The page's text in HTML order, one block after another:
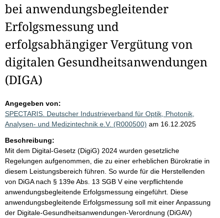
bei anwendungsbegleitender
Erfolgsmessung und
erfolgsabhängiger Vergütung von
digitalen Gesundheitsanwendungen
(DIGA)
Angegeben von:
SPECTARIS. Deutscher Industrieverband für Optik, Photonik,
Analysen- und Medizintechnik e.V. (R000500) am 16.12.2025
Beschreibung:
Mit dem Digital-Gesetz (DigiG) 2024 wurden gesetzliche
Regelungen aufgenommen, die zu einer erheblichen Bürokratie in
diesem Leistungsbereich führen. So wurde für die Herstellenden
von DiGA nach § 139e Abs. 13 SGB V eine verpflichtende
anwendungsbegleitende Erfolgsmessung eingeführt. Diese
anwendungsbegleitende Erfolgsmessung soll mit einer Anpassung
der Digitale-Gesundheitsanwendungen-Verordnung (DiGAV)